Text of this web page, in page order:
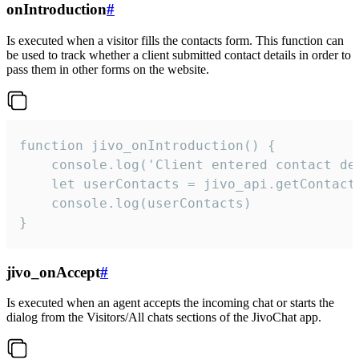
onIntroduction#
Is executed when a visitor fills the contacts form. This function can
be used to track whether a client submitted contact details in order to
pass them in other forms on the website.
function jivo_onIntroduction() {
console.log('Client entered contact
let userContacts =
    console.log(userContacts)
}
jivo_onAccept#
Is executed when an agent accepts the incoming chat or starts the
dialog from the Visitors/All chats sections of the JivoChat app.